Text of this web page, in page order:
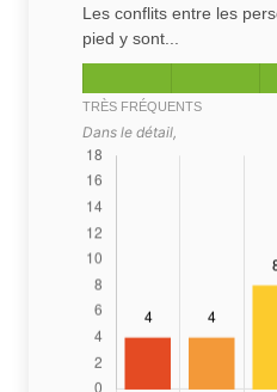
Les conflits entre les
pied y sont...
TRÈS FRÉQUENTS
Dans le détail,